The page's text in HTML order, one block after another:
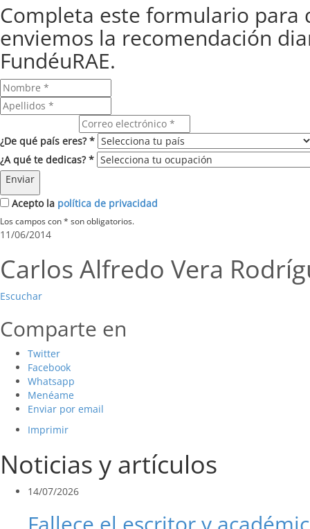
Completa este formulario para
enviemos la recomendación
FundéuRAE.
¿De qué país eres? *
¿A qué te dedicas? *
Enviar
Acepto la política de privacidad
Los campos con * son obligatorios.
11/06/2014
Carlos Alfredo Vera
Escuchar
Comparte en
Twitter
Facebook
Whatsapp
Menéame
Enviar por email
Imprimir
Noticias y artículos
14/07/2026